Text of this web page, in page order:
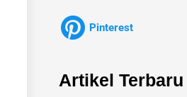
Pinterest
Artikel Terbaru